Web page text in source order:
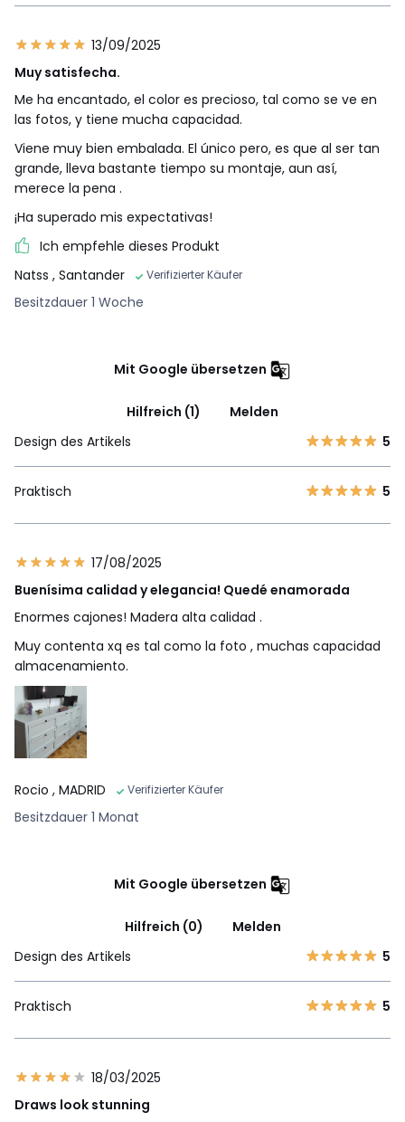
13/09/2025
Muy satisfecha.
Me ha encantado, el color es precioso, tal como se ve en
las fotos, y tiene mucha capacidad.
Viene muy bien embalada. El único pero, es que al ser tan
grande, lleva bastante tiempo su montaje, aun así,
merece la pena .
¡Ha superado mis expectativas!
Ich empfehle dieses Produkt
Natss , Santander Verifizierter Käufer
Besitzdauer 1 Woche
Mit Google übersetzen
Hilfreich (1)
Melden
Design des Artikels
5
Praktisch 5
17/08/2025
Buenísima calidad y elegancia! Quedé enamorada
Enormes cajones! Madera alta calidad .
Muy contenta xq es tal como la foto , muchas capacidad
almacenamiento.
Rocio , MADRID Verifizierter Käufer
Besitzdauer 1 Monat
Mit Google übersetzen
Hilfreich (0)
Melden
Design des Artikels
5
Praktisch 5
18/03/2025
Draws look stunning